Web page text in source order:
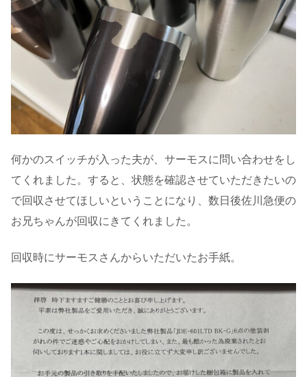
何かのスイッチが入った夫が、サーモスに問い合わせをし
てくれました。すると、状態を確認させていただきたいの
で回収させてほしいということになり、数日後佐川急便の
お兄ちゃんが回収にきてくれました。
回収時にサーモスさんからいただいたお手紙。